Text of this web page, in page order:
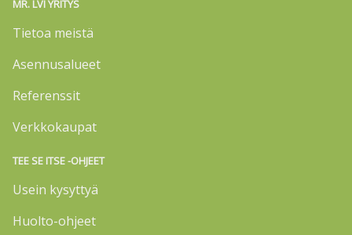
MR. LVI YRITYS
Tietoa meistä
Asennusalueet
Referenssit
Verkkokaupat
TEE SE ITSE -OHJEET
Usein kysyttyä
Huolto-ohjeet